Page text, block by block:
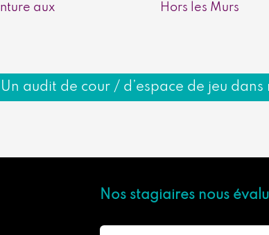
aux
Hors les Murs
Un audit de cour / d’espace de jeu dans
Nos stagiaires nous